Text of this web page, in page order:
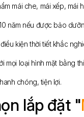
mái che, mái xếp,
năm nếu được bảo
kiện thời tiết khắc
mọi loại hình mặt bằng
chóng, tiện lợi.
lắp đặt "